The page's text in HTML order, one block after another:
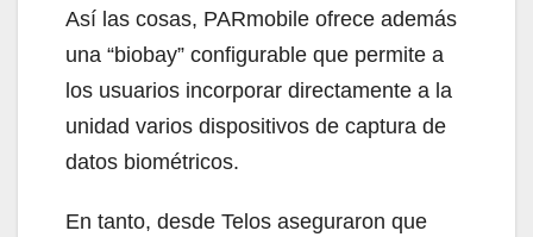
Así las cosas, PARmobile ofrece además
una “biobay” configurable que permite a
los usuarios incorporar directamente a la
unidad varios dispositivos de captura de
datos biométricos.
En tanto, desde Telos aseguraron que